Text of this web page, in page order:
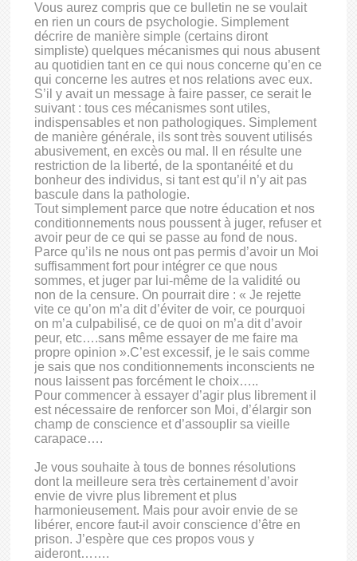
Vous aurez compris que ce bulletin ne se voulait
en rien un cours de psychologie. Simplement
décrire de manière simple (certains diront
simpliste) quelques mécanismes qui nous abusent
au quotidien tant en ce qui nous concerne qu’en ce
qui concerne les autres et nos relations avec eux.
S’il y avait un message à faire passer, ce serait le
suivant : tous ces mécanismes sont utiles,
indispensables et non pathologiques. Simplement
de manière générale, ils sont très souvent utilisés
abusivement, en excès ou mal. Il en résulte une
restriction de la liberté, de la spontanéité et du
bonheur des individus, si tant est qu’il n’y ait pas
bascule dans la pathologie.
Tout simplement parce que notre éducation et nos
conditionnements nous poussent à juger, refuser et
avoir peur de ce qui se passe au fond de nous.
Parce qu’ils ne nous ont pas permis d’avoir un Moi
suffisamment fort pour intégrer ce que nous
sommes, et juger par lui-même de la validité ou
non de la censure. On pourrait dire : « Je rejette
vite ce qu’on m’a dit d’éviter de voir, ce pourquoi
on m’a culpabilisé, ce de quoi on m’a dit d’avoir
peur, etc….sans même essayer de me faire ma
propre opinion ».C’est excessif, je le sais comme
je sais que nos conditionnements inconscients ne
nous laissent pas forcément le choix…..
Pour commencer à essayer d’agir plus librement il
est nécessaire de renforcer son Moi, d’élargir son
champ de conscience et d’assouplir sa vieille
carapace….
Je vous souhaite à tous de bonnes résolutions
dont la meilleure sera très certainement d’avoir
envie de vivre plus librement et plus
harmonieusement. Mais pour avoir envie de se
libérer, encore faut-il avoir conscience d’être en
prison. J’espère que ces propos vous y
aideront…….